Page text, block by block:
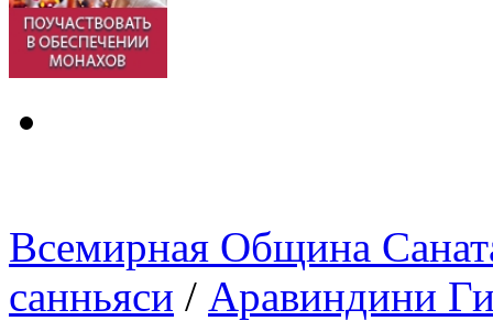
Всемирная Община
санньяси / Аравиндини